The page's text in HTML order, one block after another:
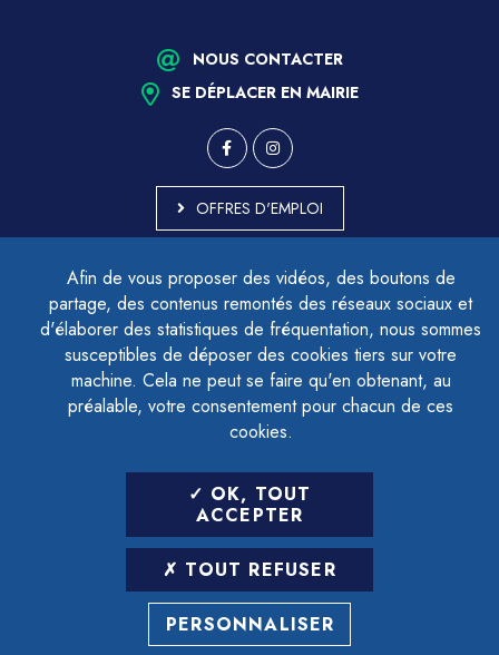
Afin de vous proposer des vidéos, des boutons de
partage, des contenus remontés des réseaux sociaux et
d'élaborer des statistiques de fréquentation, nous sommes
susceptibles de déposer des cookies tiers sur votre
machine. Cela ne peut se faire qu'en obtenant, au
préalable, votre consentement pour chacun de ces
cookies.
OK, TOUT
ACCEPTER
TOUT REFUSER
PERSONNALISER
NOUS CONTACTER
SE DÉPLACER EN MAIRIE
OFFRES D'EMPLOI
ACCESSIBILITÉ - PARTIELLEMENT CONFORME
PLAN DU SITE
MENTIONS LÉGALES
CONTACTER LE DÉLÉGUÉ À LA PROTECTION DES DONNÉES
GESTION DES COOKIES
LETTRE D'INFORMATION
SAISIR VOTRE ADRESSE E-MAIL
POUR VOUS INSCRIRE :
ARCHIVES DÉSINSCRIPTION